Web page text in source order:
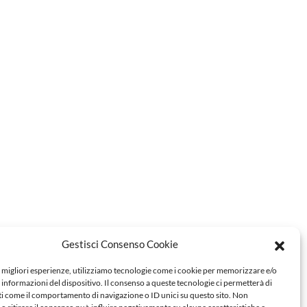
Gestisci Consenso Cookie
esperienze, utilizziamo tecnologie come i cookie per memorizzare e/o
informazioni del dispositivo. Il consenso a queste tecnologie ci permetterà di
come il comportamento di navigazione o ID unici su questo sito. Non